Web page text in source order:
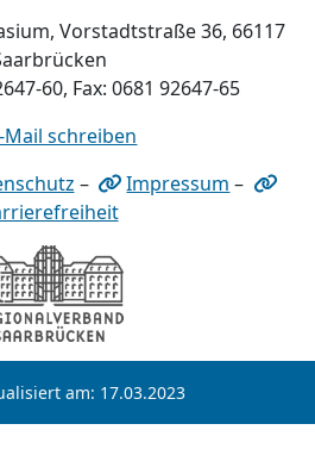
Vorstadtstraße 36, 66117
60, Fax: 0681 92647-65
Mail schreiben
– Impressum –
am: 17.03.2023